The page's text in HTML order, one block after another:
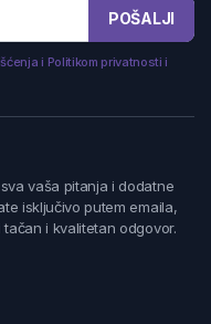
POŠALJI
i Politikom privatnosti i
vaša pitanja i dodatne
isključivo putem emaila,
i kvalitetan odgovor.